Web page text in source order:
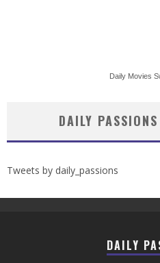
Daily Movies
DAILY
Tweets by daily_passions
DAILY